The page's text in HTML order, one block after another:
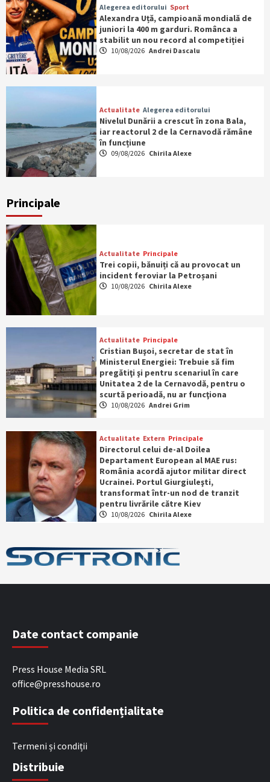
Alegerea editorului Sport
Alexandra Uță, campioană mondială de
juniori la 400 m garduri. Românca a
stabilit un nou record al competiției
10/08/2026 Andrei Dascalu
Actualitate Alegerea editorului
Nivelul Dunării a crescut în zona Bala,
iar reactorul 2 de la Cernavodă rămâne
în funcțiune
09/08/2026 Chirila Alexe
Principale
Actualitate Principale
Trei copii, bănuiți că au provocat un
incident feroviar la Petroșani
10/08/2026 Chirila Alexe
Actualitate Principale
Cristian Buşoi, secretar de stat în
Ministerul Energiei: Trebuie să fim
pregătiţi şi pentru scenariul în care
Unitatea 2 de la Cernavodă, pentru o
scurtă perioadă, nu ar funcţiona
10/08/2026 Andrei Grim
Actualitate Extern Principale
Directorul celui de-al Doilea
Departament European al MAE rus:
România acordă ajutor militar direct
Ucrainei. Portul Giurgiuleşti,
transformat într-un nod de tranzit
pentru livrările către Kiev
10/08/2026 Chirila Alexe
Date contact companie
Press House Media SRL
office@presshouse.ro
Politica de confidențialitate
Termeni și condiții
Distribuie